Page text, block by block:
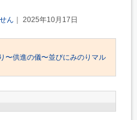
ん ｜ 2025年10月17日
〜供進の儀〜並びにみのりマル